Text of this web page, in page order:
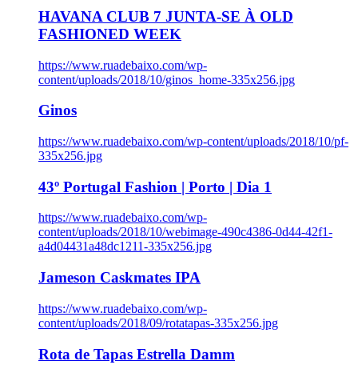
HAVANA CLUB 7 JUNTA-SE À OLD
FASHIONED WEEK
https://www.ruadebaixo.com/wp-
content/uploads/2018/10/ginos_home-335x256.jpg
Ginos
https://www.ruadebaixo.com/wp-content/uploads/2018/10/pf-
335x256.jpg
43º Portugal Fashion | Porto | Dia 1
https://www.ruadebaixo.com/wp-
content/uploads/2018/10/webimage-490c4386-0d44-42f1-
a4d04431a48dc1211-335x256.jpg
Jameson Caskmates IPA
https://www.ruadebaixo.com/wp-
content/uploads/2018/09/rotatapas-335x256.jpg
Rota de Tapas Estrella Damm